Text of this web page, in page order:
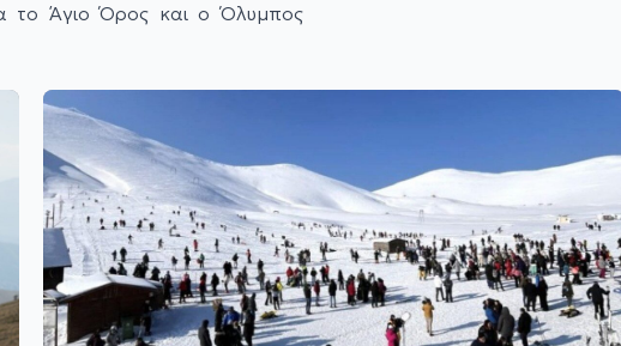
το Άγιο Όρος και ο Όλυμπος